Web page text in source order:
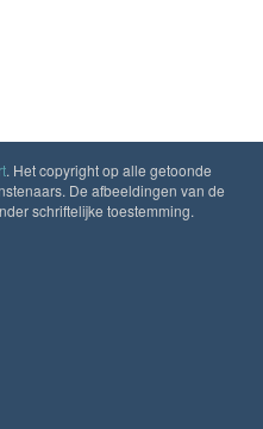
. Het copyright op alle getoonde
De afbeeldingen van de
schriftelijke toestemming.